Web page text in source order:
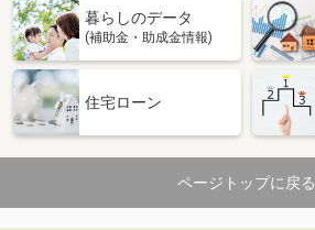
暮らしのデータ
(補助金・助成金情報)
住宅ローン
ページトップに戻る